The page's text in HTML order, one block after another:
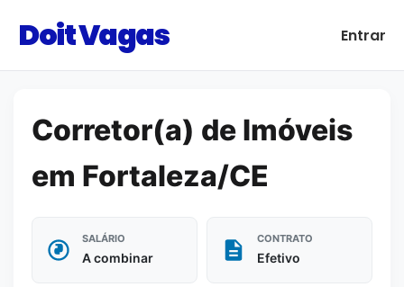
Doit Vagas Entrar
Corretor(a) de Imóveis
em Fortaleza/CE
SALÁRIO
A combinar
CONTRATO
Efetivo